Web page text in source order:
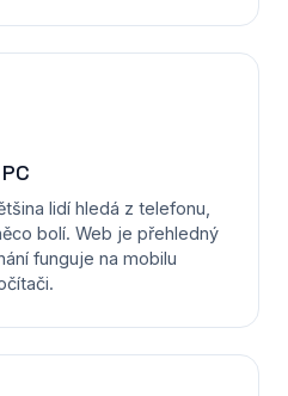
lidí hledá z telefonu,
bolí. Web je přehledný
funguje na mobilu